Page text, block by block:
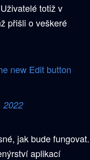
totiž v
přišli o veškeré
new Edit button
2022
jak bude fungovat.
aplikací